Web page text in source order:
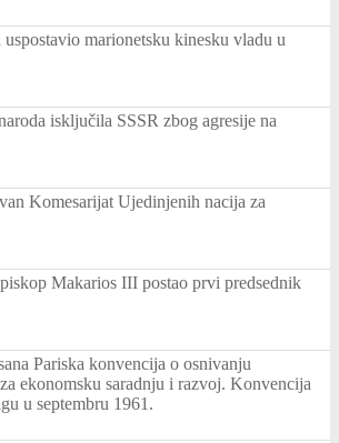
uspostavio marionetsku kinesku vladu u
isključila SSSR zbog agresije na
Komesarijat Ujedinjenih nacija za
Makarios III postao prvi predsednik
Pariska konvencija o osnivanju
ekonomsku saradnju i razvoj. Konvencija
u septembru 1961.